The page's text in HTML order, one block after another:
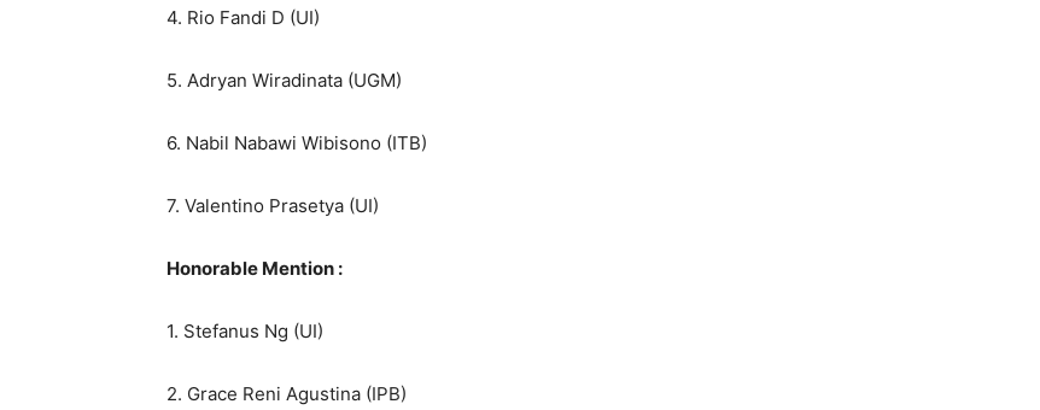
4. Rio Fandi D (UI)
5. Adryan Wiradinata (UGM)
6. Nabil Nabawi Wibisono (ITB)
7. Valentino Prasetya (UI)
Honorable Mention :
1. Stefanus Ng (UI)
2. Grace Reni Agustina (IPB)